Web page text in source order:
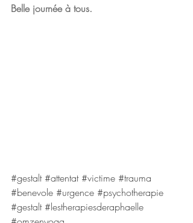
Belle journée à tous.
#gestalt #attentat #victime #trauma
#benevole #urgence #psychotherapie
#gestalt #lestherapiesderaphaelle